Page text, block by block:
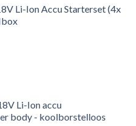
Li-Ion Accu Starterset (4x
Li-Ion accu
body - koolborstelloos